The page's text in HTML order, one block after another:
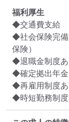
福利厚生
◆交通費支給
◆社会保険完備
保険）
◆退職金制度あ
◆確定拠出年金
◆再雇用制度あ
◆時短勤務制度